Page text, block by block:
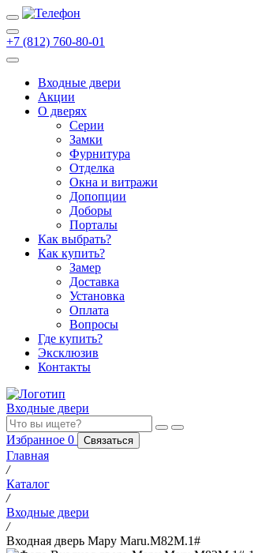
+7 (812) 760-80-01
Входные двери
Акции
О дверях
Cерии
Замки
Фурнитура
Отделка
Окна и витражи
Допопции
Доборы
Порталы
Как выбрать?
Как купить?
Замер
Доставка
Установка
Оплата
Вопросы
Где купить?
Эксклюзив
Контакты
Входные двери
Избранное 0 Связаться
Главная
/
Каталог
/
Входные двери
/
Входная дверь Мару Maru.M82M.1#